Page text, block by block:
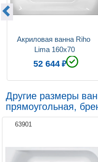
Акриловая ванна Riho
Lima 160x70
52 644
Другие размеры
прямоугольная,
63901